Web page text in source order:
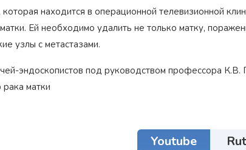
которая находится в операционной телевизионной
Ей необходимо удалить не только матку,
узлы с метастазами.
эндоскопистов под руководством профессора
матки
Youtube